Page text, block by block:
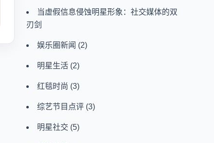
当虚假信息侵蚀明星形象：社交媒体的双
刃剑
娱乐圈新闻 (2)
明星生活 (2)
红毯时尚 (3)
综艺节目点评 (3)
明星社交 (5)